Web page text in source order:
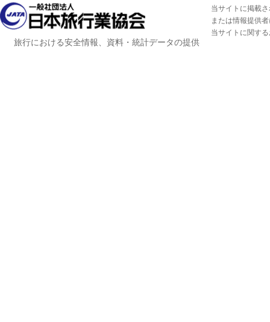
旅行における安全情報、資料・統計データの提供
当サイトに掲載
または情報提供
当サイトに関す